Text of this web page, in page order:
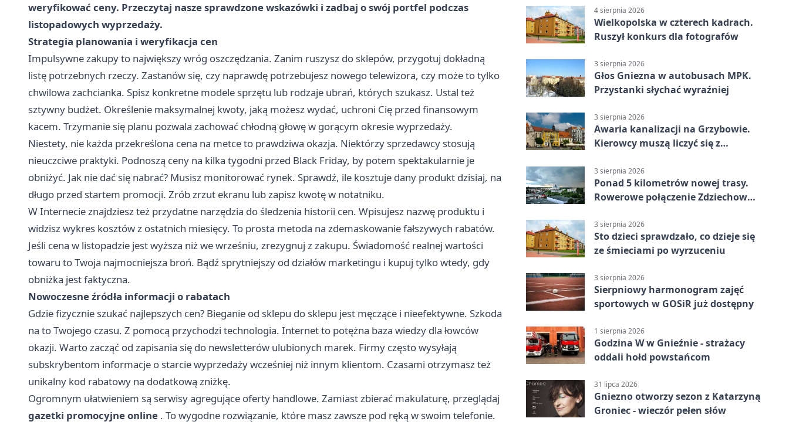
weryfikować ceny. Przeczytaj nasze sprawdzone wskazówki i zadbaj o swój portfel podczas
listopadowych wyprzedaży.
Strategia planowania i weryfikacja cen
Impulsywne zakupy to największy wróg oszczędzania. Zanim ruszysz do sklepów, przygotuj dokładną
listę potrzebnych rzeczy. Zastanów się, czy naprawdę potrzebujesz nowego telewizora, czy może to tylko
chwilowa zachcianka. Spisz konkretne modele sprzętu lub rodzaje ubrań, których szukasz. Ustal też
sztywny budżet. Określenie maksymalnej kwoty, jaką możesz wydać, uchroni Cię przed finansowym
kacem. Trzymanie się planu pozwala zachować chłodną głowę w gorącym okresie wyprzedaży.
Niestety, nie każda przekreślona cena na metce to prawdziwa okazja. Niektórzy sprzedawcy stosują
nieuczciwe praktyki. Podnoszą ceny na kilka tygodni przed Black Friday, by potem spektakularnie je
obniżyć. Jak nie dać się nabrać? Musisz monitorować rynek. Sprawdź, ile kosztuje dany produkt dzisiaj, na
długo przed startem promocji. Zrób zrzut ekranu lub zapisz kwotę w notatniku.
W Internecie znajdziesz też przydatne narzędzia do śledzenia historii cen. Wpisujesz nazwę produktu i
widzisz wykres kosztów z ostatnich miesięcy. To prosta metoda na zdemaskowanie fałszywych rabatów.
Jeśli cena w listopadzie jest wyższa niż we wrześniu, zrezygnuj z zakupu. Świadomość realnej wartości
towaru to Twoja najmocniejsza broń. Bądź sprytniejszy od działów marketingu i kupuj tylko wtedy, gdy
obniżka jest faktyczna.
Nowoczesne źródła informacji o rabatach
Gdzie fizycznie szukać najlepszych cen? Bieganie od sklepu do sklepu jest męczące i nieefektywne. Szkoda
na to Twojego czasu. Z pomocą przychodzi technologia. Internet to potężna baza wiedzy dla łowców
okazji. Warto zacząć od zapisania się do newsletterów ulubionych marek. Firmy często wysyłają
subskrybentom informacje o starcie wyprzedaży wcześniej niż innym klientom. Czasami otrzymasz też
unikalny kod rabatowy na dodatkową zniżkę.
Ogromnym ułatwieniem są serwisy agregujące oferty handlowe. Zamiast zbierać makulaturę, przeglądaj
gazetki promocyjne online . To wygodne rozwiązanie, które masz zawsze pod ręką w swoim telefonie.
4 sierpnia 2026
Wielkopolska w czterech kadrach.
Ruszył konkurs dla fotografów
3 sierpnia 2026
Głos Gniezna w autobusach MPK.
Przystanki słychać wyraźniej
3 sierpnia 2026
Awaria kanalizacji na Grzybowie.
Kierowcy muszą liczyć się z
3 sierpnia 2026
Ponad 5 kilometrów nowej trasy.
Rowerowe połączenie Zdziechowa z
3 sierpnia 2026
Sto dzieci sprawdzało, co dzieje się
ze śmieciami po wyrzuceniu
3 sierpnia 2026
Sierpniowy harmonogram zajęć
sportowych w GOSiR już dostępny
1 sierpnia 2026
Godzina W w Gnieźnie - strażacy
oddali hołd powstańcom
31 lipca 2026
Gniezno otworzy sezon z Katarzyną
Groniec - wieczór pełen słów